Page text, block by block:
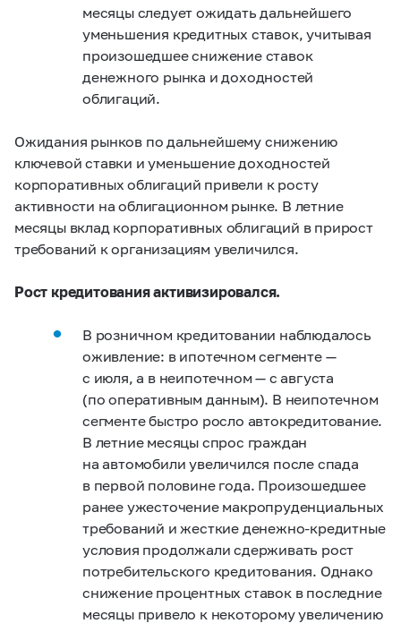
месяцы следует ожидать дальнейшего
уменьшения кредитных ставок, учитывая
произошедшее снижение ставок
денежного рынка и доходностей
облигаций.
Ожидания рынков по дальнейшему снижению
ключевой ставки и уменьшение доходностей
корпоративных облигаций привели к росту
активности на облигационном рынке. В летние
месяцы вклад корпоративных облигаций в прирост
требований к организациям увеличился.
Рост кредитования активизировался.
В розничном кредитовании наблюдалось
оживление: в ипотечном сегменте —
с июля, а в неипотечном — с августа
(по оперативным данным). В неипотечном
сегменте быстро росло автокредитование.
В летние месяцы спрос граждан
на автомобили увеличился после спада
в первой половине года. Произошедшее
ранее ужесточение макропруденциальных
требований и жесткие денежно-кредитные
условия продолжали сдерживать рост
потребительского кредитования. Однако
снижение процентных ставок в последние
месяцы привело к некоторому увеличению